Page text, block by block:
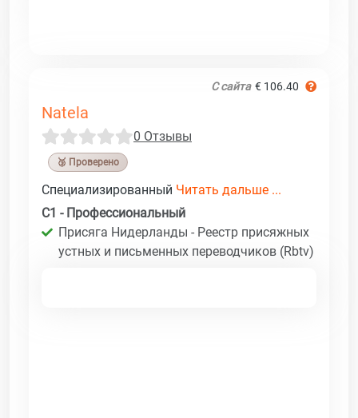
С сайта € 106.40
Natela
0 Отзывы
🥉 Проверено
Специализированный Читать дальше ...
C1 - Профессиональный
Присяга Нидерланды - Реестр присяжных
устных и письменных переводчиков (Rbtv)